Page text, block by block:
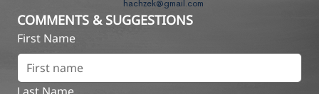
hachzek@gmail.com
COMMENTS & SUGGESTIONS
First Name